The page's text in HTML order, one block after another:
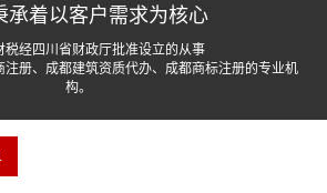
承着以客户需求为核心
税经四川省财政厅批准设立的从事
册、成都建筑资质代办、成都商标注册的专业机
构。